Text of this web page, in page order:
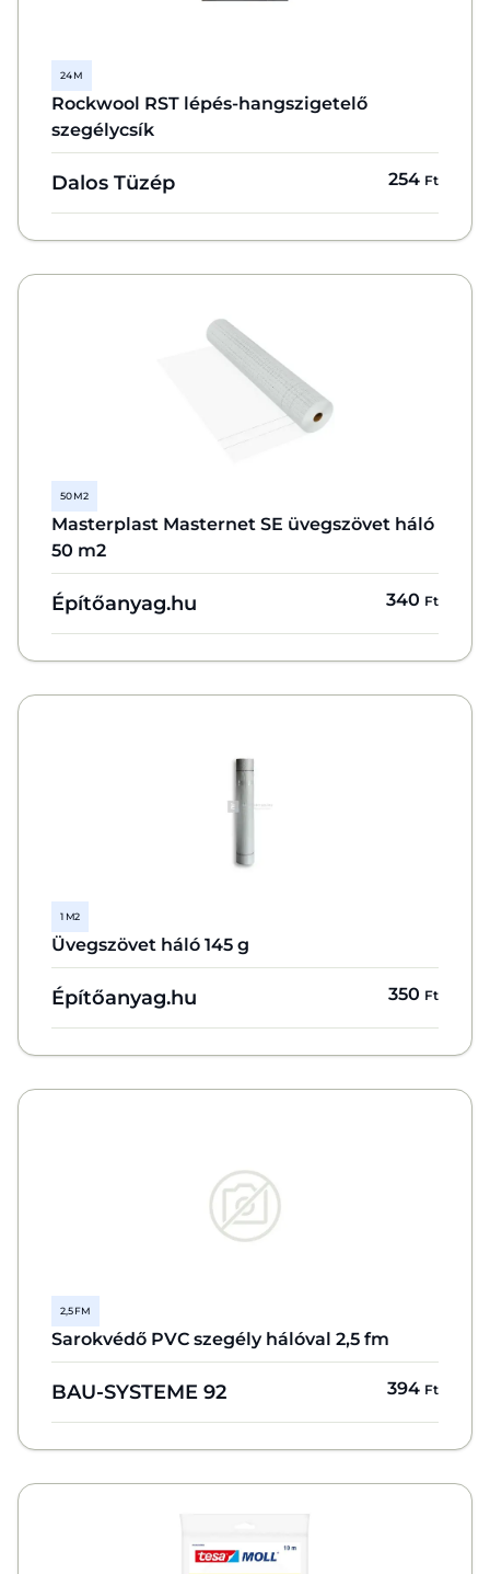
24 M
Rockwool RST lépés-hangszigetelő
szegélycsík
Dalos Tüzép 254 Ft
50 M2
Masterplast Masternet SE üvegszövet háló
50 m2
Építőanyag.hu 340 Ft
1 M2
Üvegszövet háló 145 g
Építőanyag.hu 350 Ft
2,5 FM
Sarokvédő PVC szegély hálóval 2,5 fm
BAU-SYSTEME 92 394 Ft